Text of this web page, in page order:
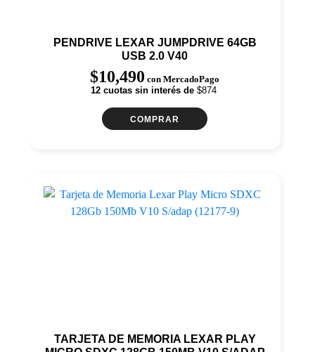
PENDRIVE LEXAR JUMPDRIVE 64GB
USB 2.0 V40
$10,490 con MercadoPago
12 cuotas sin interés de $874
COMPRAR
TARJETA DE MEMORIA LEXAR PLAY